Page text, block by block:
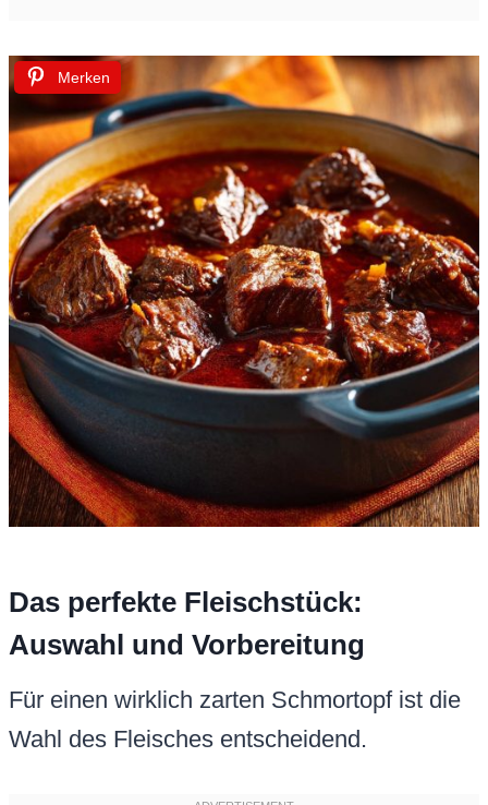
Merken
Das perfekte Fleischstück:
Auswahl und Vorbereitung
Für einen wirklich zarten Schmortopf ist die
Wahl des Fleisches entscheidend.